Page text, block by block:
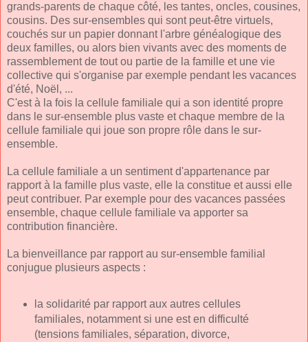
grands-parents de chaque côté, les tantes, oncles, cousines,
cousins. Des sur-ensembles qui sont peut-être virtuels,
couchés sur un papier donnant l'arbre généalogique des
deux familles, ou alors bien vivants avec des moments de
rassemblement de tout ou partie de la famille et une vie
collective qui s'organise par exemple pendant les vacances
d'été, Noël, ...
C'est à la fois la cellule familiale qui a son identité propre
dans le sur-ensemble plus vaste et chaque membre de la
cellule familiale qui joue son propre rôle dans le sur-
ensemble.
La cellule familiale a un sentiment d'appartenance par
rapport à la famille plus vaste, elle la constitue et aussi elle
peut contribuer. Par exemple pour des vacances passées
ensemble, chaque cellule familiale va apporter sa
contribution financière.
La bienveillance par rapport au sur-ensemble familial
conjugue plusieurs aspects :
la solidarité par rapport aux autres cellules
familiales, notamment si une est en difficulté
(tensions familiales, séparation, divorce,